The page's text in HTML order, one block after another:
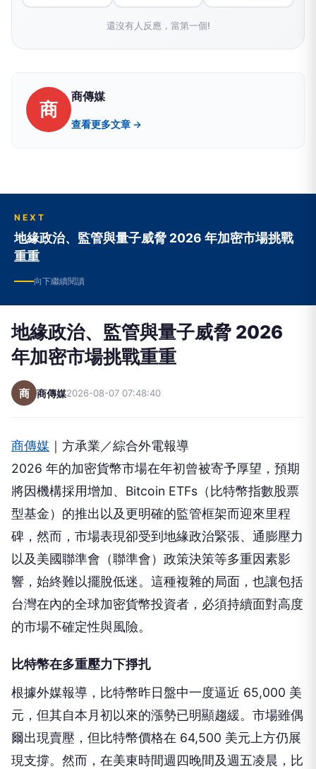
還沒有人反應，當第一個!
商
商傳媒
查看更多文章 →
NEXT
地緣政治、監管與量子威脅 2026 年加密市場挑戰
重重
向下繼續閱讀
地緣政治、監管與量子威脅 2026
年加密市場挑戰重重
商 商傳媒2026-08-07 07:48:40
商傳媒 ｜方承業／綜合外電報導
2026 年的加密貨幣市場在年初曾被寄予厚望，預期
將因機構採用增加、Bitcoin ETFs（比特幣指數股票
型基金）的推出以及更明確的監管框架而迎來里程
碑，然而，市場表現卻受到地緣政治緊張、通膨壓力
以及美國聯準會（聯準會）政策決策等多重因素影
響，始終難以擺脫低迷。這種複雜的局面，也讓包括
台灣在內的全球加密貨幣投資者，必須持續面對高度
的市場不確定性與風險。
比特幣在多重壓力下掙扎
根據外媒報導，比特幣昨日盤中一度逼近 65,000 美
元，但其自本月初以來的漲勢已明顯趨緩。市場雖偶
爾出現賣壓，但比特幣價格在 64,500 美元上方仍展
現支撐。然而，在美東時間週四晚間及週五凌晨，比